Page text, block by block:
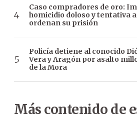
Caso compradores de oro:
homicidio doloso y tentativa
ordenan su prisión
Policía detiene al conocido
Vera y Aragón por asalto
de la Mora
Más contenido de